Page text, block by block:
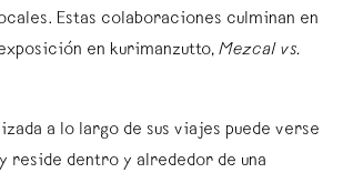
Estas colaboraciones culminan en
en kurimanzutto, Mezcal vs.
a lo largo de sus viajes puede verse
reside dentro y alrededor de una